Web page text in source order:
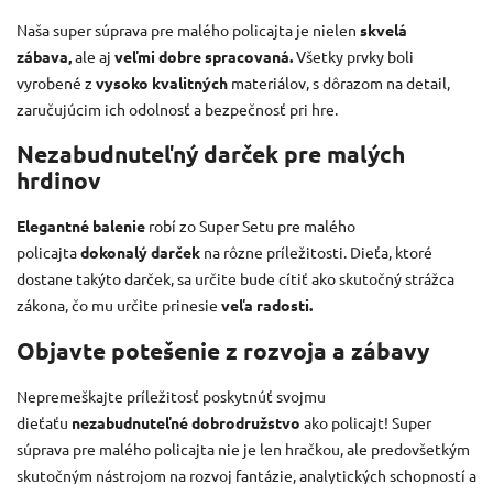
Naša super súprava pre malého policajta je nielen skvelá
zábava,ale aj veľmi dobre spracovaná.Všetky prvky boli
vyrobené z vysoko kvalitných materiálov, s dôrazom na detail,
zaručujúcim ich odolnosť a bezpečnosť pri hre.
Nezabudnuteľný darček pre malých
hrdinov
Elegantné balenie robí zo Super Setu pre malého
policajtadokonalý darček na rôzne príležitosti. Dieťa, ktoré
dostane takýto darček, sa určite bude cítiť ako skutočný strážca
zákona, čo mu určite prinesie veľa radosti.
Objavte potešenie z rozvoja a zábavy
Nepremeškajte príležitosť poskytnúť svojmu
dieťaťu nezabudnuteľné dobrodružstvo ako policajt! Super
súprava pre malého policajta nie je len hračkou, ale predovšetkým
skutočným nástrojom na rozvoj fantázie, analytických schopností a